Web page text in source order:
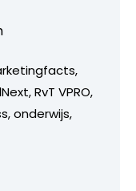
RvT VPRO,
onderwijs,